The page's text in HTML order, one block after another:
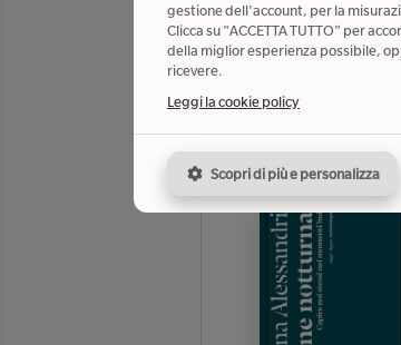
gestione dell'account, per la
Clicca su "ACCETTA TUTTO" per
della miglior esperienza possibile,
ricevere.
Leggi la cookie policy
Scopri di più e personalizza